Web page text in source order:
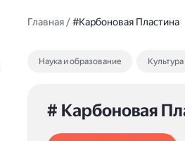
Главная/#Карбоновая Пластина
Наука и образование
# Карбоновая